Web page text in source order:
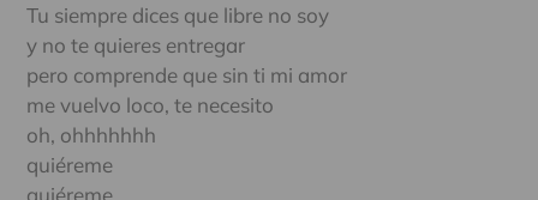
Tu siempre dices que libre no soy
y no te quieres entregar
pero comprende que sin ti mi amor
me vuelvo loco, te necesito
oh, ohhhhhhh
quiéreme
quiéreme